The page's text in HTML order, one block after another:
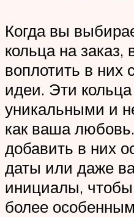
Когда вы
кольца на
воплотить в них
идеи. Эти кольца
уникальными и
как ваша
добавить в них
даты или даже
инициалы,
более